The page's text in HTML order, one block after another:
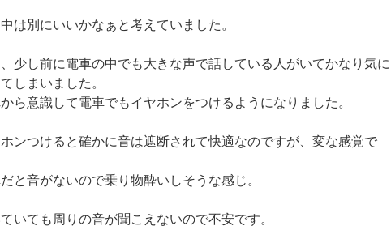
は別にいいかなぁと考えていました。
少し前に電車の中でも大きな声で話している人がいてかなり気に
しまいました。
ら意識して電車でもイヤホンをつけるようになりました。
ンつけると確かに音は遮断されて快適なのですが、変な感覚で
と音がないので乗り物酔いしそうな感じ。
いても周りの音が聞こえないので不安です。